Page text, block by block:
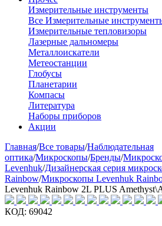
Измерительные инструменты
Все Измерительные
Измерительные тепловизоры
Лазерные дальномеры
Металлоискатели
Метеостанции
Глобусы
Планетарии
Компасы
Литература
Наборы приборов
Акции
Главная/Все товары/Наблюдательная
оптика/Микроскопы/Бренды/
Levenhuk/Дизайнерская серия
Rainbow/Микроскопы Levenhuk
Levenhuk Rainbow 2L PLUS
КОД: 69042